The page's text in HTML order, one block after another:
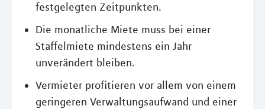
festgelegten Zeitpunkten.
Die monatliche Miete muss bei einer
Staffelmiete mindestens ein Jahr
unverändert bleiben.
Vermieter profitieren vor allem von einem
geringeren Verwaltungsaufwand und einer